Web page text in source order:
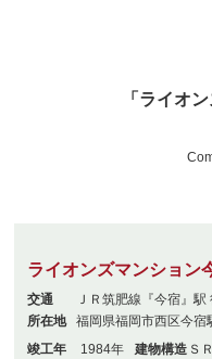
「ライオ
ライオンズマンション
交通
ＪＲ筑肥線『今宿』駅
所在地
福岡県福岡市西区今宿
竣工年
1984年 建物構造 Ｓ